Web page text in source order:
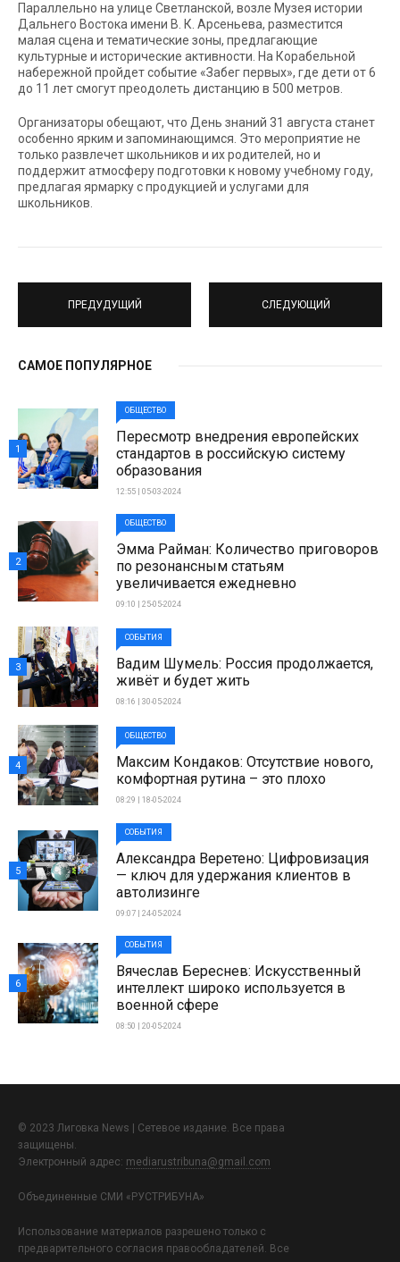
Параллельно на улице Светланской, возле Музея истории
Дальнего Востока имени В. К. Арсеньева, разместится
малая сцена и тематические зоны, предлагающие
культурные и исторические активности. На Корабельной
набережной пройдет событие «Забег первых», где дети от 6
до 11 лет смогут преодолеть дистанцию в 500 метров.
Организаторы обещают, что День знаний 31 августа станет
особенно ярким и запоминающимся. Это мероприятие не
только развлечет школьников и их родителей, но и
поддержит атмосферу подготовки к новому учебному году,
предлагая ярмарку с продукцией и услугами для
школьников.
ПРЕДУДУЩИЙ СЛЕДУЮЩИЙ
САМОЕ ПОПУЛЯРНОЕ
ОБЩЕСТВО
Пересмотр внедрения европейских
стандартов в российскую систему
образования
12:55 | 05-03-2024
1
ОБЩЕСТВО
Эмма Райман: Количество приговоров
по резонансным статьям
увеличивается ежедневно
09:10 | 25-05-2024
2
СОБЫТИЯ
Вадим Шумель: Россия продолжается,
живёт и будет жить
08:16 | 30-05-2024
3
ОБЩЕСТВО
Максим Кондаков: Отсутствие нового,
комфортная рутина – это плохо
08:29 | 18-05-2024
4
СОБЫТИЯ
Александра Веретено: Цифровизация
— ключ для удержания клиентов в
автолизинге
09:07 | 24-05-2024
5
СОБЫТИЯ
Вячеслав Береснев: Искусственный
интеллект широко используется в
военной сфере
08:50 | 20-05-2024
6
© 2023 Лиговка News | Сетевое издание. Все права
защищены.
Электронный адрес: mediarustribuna@gmail.com
Объединенные СМИ «РУСТРИБУНА»
Использование материалов разрешено только с
предварительного согласия правообладателей. Все